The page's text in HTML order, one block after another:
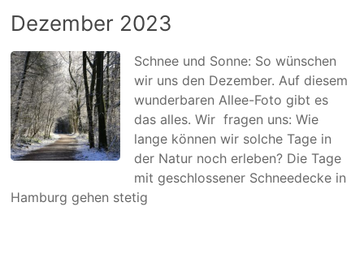
Dezember 2023
Schnee und Sonne: So wünschen
wir uns den Dezember. Auf diesem
wunderbaren Allee-Foto gibt es
das alles. Wir fragen uns: Wie
lange können wir solche Tage in
der Natur noch erleben? Die Tage
mit geschlossener Schneedecke in
Hamburg gehen stetig